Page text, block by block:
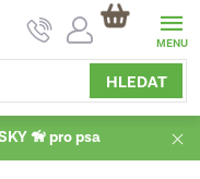
HLEDAT
NÁKUPNÍ
KOŠÍK
🦮 pro psa